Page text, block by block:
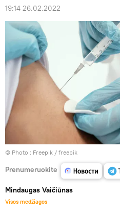
19:14 26.02.2022
© Photo : Freepik / freepik
Prenumeruokite
Mindaugas Vaičiūnas
Visos medžiagos